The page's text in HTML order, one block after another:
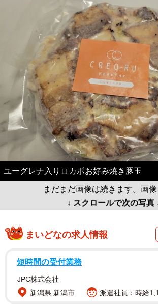
ユーグレナ入りロカボお好み焼き豚玉
まだまだ画像は続きます。画像
↓ スクロールで次の写真
まいどなの求人情報
短時間の受付業務
JPC株式会社
新潟県 新潟市
派遣社員：時給